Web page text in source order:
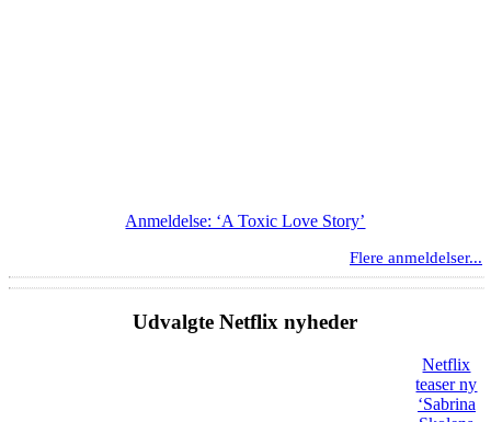
Anmeldelse: ‘A Toxic Love Story’
Flere anmeldelser...
Udvalgte Netflix nyheder
Netflix
teaser ny
‘Sabrina